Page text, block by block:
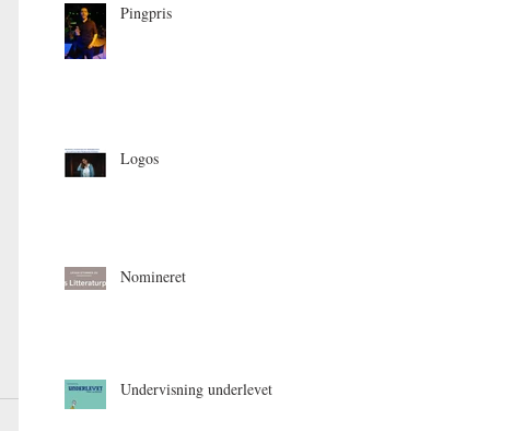
Pingpris
Logos
Nomineret
Undervisning underlevet